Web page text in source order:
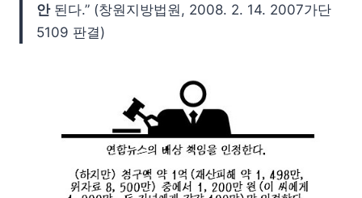
안된다.” (창원지방법원, 2008. 2. 14. 2007가단
5109 판결)